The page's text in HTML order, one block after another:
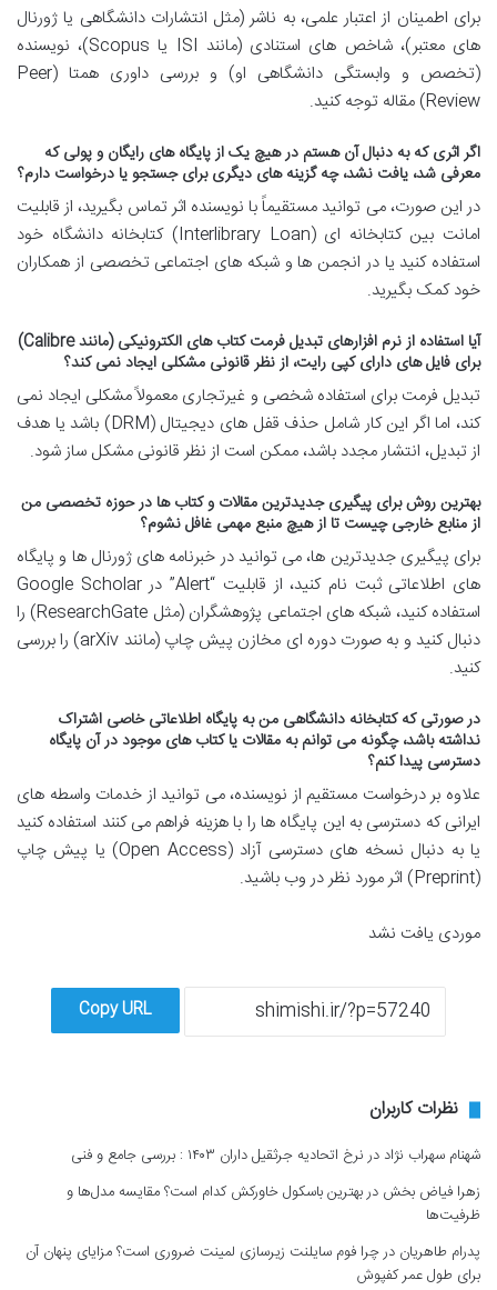
برای اطمینان از اعتبار علمی، به ناشر (مثل انتشارات دانشگاهی یا ژورنال
های معتبر)، شاخص های استنادی (مانند ISI یا Scopus)، نویسنده
(تخصص و وابستگی دانشگاهی او) و بررسی داوری همتا (Peer
Review) مقاله توجه کنید.
اگر اثری که به دنبال آن هستم در هیچ یک از پایگاه های رایگان و پولی که
معرفی شد، یافت نشد، چه گزینه های دیگری برای جستجو یا درخواست دارم؟
در این صورت، می توانید مستقیماً با نویسنده اثر تماس بگیرید، از قابلیت
امانت بین کتابخانه ای (Interlibrary Loan) کتابخانه دانشگاه خود
استفاده کنید یا در انجمن ها و شبکه های اجتماعی تخصصی از همکاران
خود کمک بگیرید.
آیا استفاده از نرم افزارهای تبدیل فرمت کتاب های الکترونیکی (مانند Calibre)
برای فایل های دارای کپی رایت، از نظر قانونی مشکلی ایجاد نمی کند؟
تبدیل فرمت برای استفاده شخصی و غیرتجاری معمولاً مشکلی ایجاد نمی
کند، اما اگر این کار شامل حذف قفل های دیجیتال (DRM) باشد یا هدف
از تبدیل، انتشار مجدد باشد، ممکن است از نظر قانونی مشکل ساز شود.
بهترین روش برای پیگیری جدیدترین مقالات و کتاب ها در حوزه تخصصی من
از منابع خارجی چیست تا از هیچ منبع مهمی غافل نشوم؟
برای پیگیری جدیدترین ها، می توانید در خبرنامه های ژورنال ها و پایگاه
های اطلاعاتی ثبت نام کنید، از قابلیت “Alert” در Google Scholar
استفاده کنید، شبکه های اجتماعی پژوهشگران (مثل ResearchGate) را
دنبال کنید و به صورت دوره ای مخازن پیش چاپ (مانند arXiv) را بررسی
کنید.
در صورتی که کتابخانه دانشگاهی من به پایگاه اطلاعاتی خاصی اشتراک
نداشته باشد، چگونه می توانم به مقالات یا کتاب های موجود در آن پایگاه
دسترسی پیدا کنم؟
علاوه بر درخواست مستقیم از نویسنده، می توانید از خدمات واسطه های
ایرانی که دسترسی به این پایگاه ها را با هزینه فراهم می کنند استفاده کنید
یا به دنبال نسخه های دسترسی آزاد (Open Access) یا پیش چاپ
(Preprint) اثر مورد نظر در وب باشید.
موردی یافت نشد
Copy URL
نظرات کاربران
شهنام سهراب نژاد درنرخ اتحادیه جرثقیل داران ۱۴۰۳ : بررسی جامع و فنی
زهرا فیاض بخش دربهترین باسکول خاورکش کدام است؟ مقایسه مدل‌ها و
ظرفیت‌ها
پدرام طاهریان درچرا فوم سایلنت زیرسازی لمینت ضروری است؟ مزایای پنهان آن
برای طول عمر کفپوش